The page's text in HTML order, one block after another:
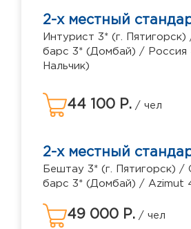
2-х местный
Интурист 3* (г.
барс 3* (Домбай) / Россия
Нальчик)
44 100 Р. / чел
2-х местный
Бештау 3* (г. Пятигорск) /
барс 3* (Домбай) / Azimut
49 000 Р. / чел